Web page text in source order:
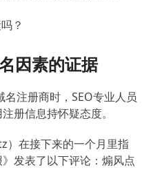
？
因素的证据
注册商时，SEO专业人员
册信息持怀疑态度。
）在接下来的一个月里指
发表了以下评论：煽风点